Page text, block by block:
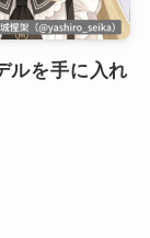
ルを手に入れ